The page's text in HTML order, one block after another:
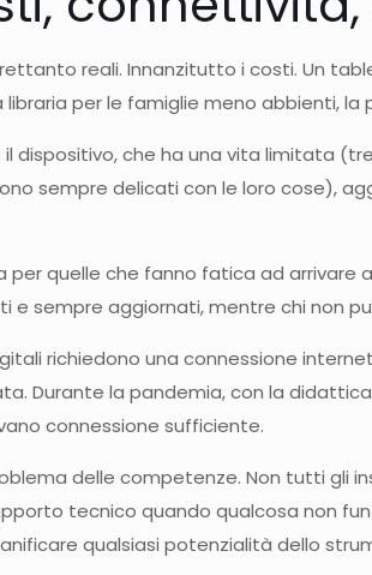
reali. Innanzitutto i costi. Un
per le famiglie meno abbienti,
dispositivo, che ha una vita limitata
sempre delicati con le loro cose),
quelle che fanno fatica ad arrivare
sempre aggiornati, mentre chi non
richiedono una connessione
Durante la pandemia, con la
connessione sufficiente.
delle competenze. Non tutti gli
tecnico quando qualcosa non
qualsiasi potenzialità dello